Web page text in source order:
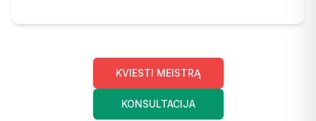
KVIESTI MEISTRĄ
KONSULTACIJA